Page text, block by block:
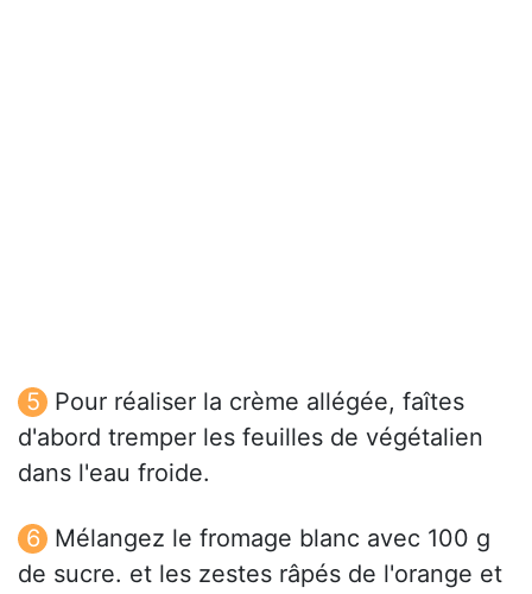
Pour réaliser la crème allégée, faîtes
d'abord tremper les feuilles de végétalien
dans l'eau froide.
Mélangez le fromage blanc avec 100 g
de sucre. et les zestes râpés de l'orange et